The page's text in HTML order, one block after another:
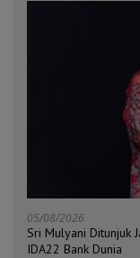
05/08/2026
Sri Mulyani Ditunjuk
IDA22 Bank Dunia